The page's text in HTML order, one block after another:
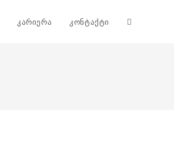
კარიერა კონტაქტი Toggle